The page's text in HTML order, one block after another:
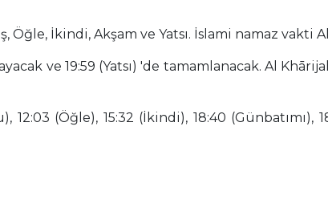
İkindi, Akşam ve Yatsı. İslami namaz vakti
ve 19:59 (Yatsı) 'de tamamlanacak. Al
(Öğle), 15:32 (İkindi), 18:40 (Günbatımı),